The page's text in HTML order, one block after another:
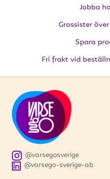
Event
Logga in
Vill du få
att få uppdateringar
Ange din e-postadress
nyheter och erbjudanden.
Jobba
Grossister
Spara
Fri frakt vid
@varsego-sverige-ab
@varsegosverige